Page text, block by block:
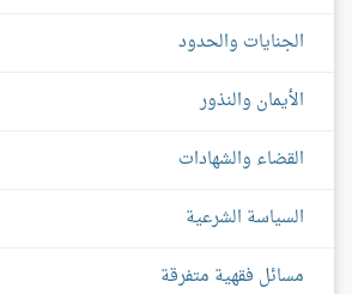
الجنايات والحدود
الأيمان والنذور
القضاء والشهادات
السياسة الشرعية
مسائل فقهية متفرقة